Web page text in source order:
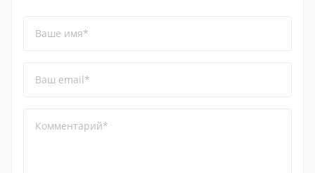
Ваше имя*
Ваш email*
Комментарий*